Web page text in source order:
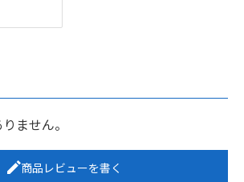
ません。
商品レビューを書く